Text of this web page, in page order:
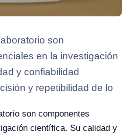
son
en la investigación
y confiabilidad
y repetibilidad de lo
son componentes
científica. Su calidad y